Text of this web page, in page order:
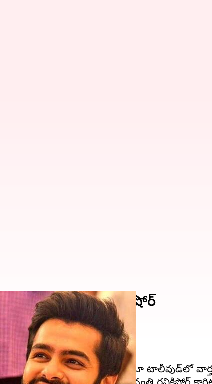
ఇచ్చిన నిర్మాత రవికిషోర్
కాంబినేషన్‌లో సినిమా వస్తోందంటూ టాలీవుడ్‌లో